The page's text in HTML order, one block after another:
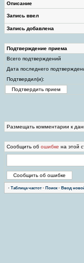
Описание
Запись ввел
Запись добавлена
Подтверждение приема
Всего подтверждений
Дата последнего
Подтвердил(и):
Размещать комментарии к
Сообщить об ошибке на этой
· Таблица частот · Поиск · Ввод